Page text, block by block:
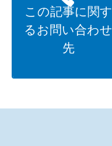
この記事に関す
るお問い合わせ
先